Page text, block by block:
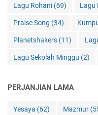
Lagu Rohani (69) Lagu
Praise Song (34)
Planetshakers (11)
Lagu Sekolah Minggu (2)
PERJANJIAN LAMA
Yesaya (62) Mazmur